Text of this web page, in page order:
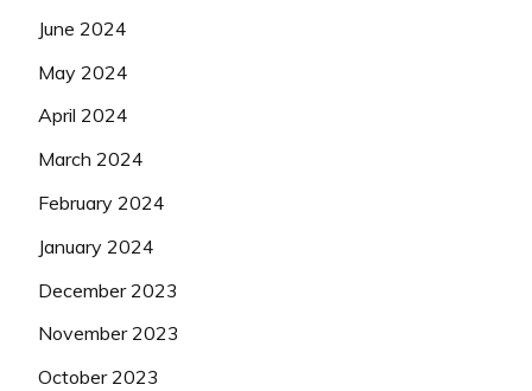
June 2024
May 2024
April 2024
March 2024
February 2024
January 2024
December 2023
November 2023
October 2023